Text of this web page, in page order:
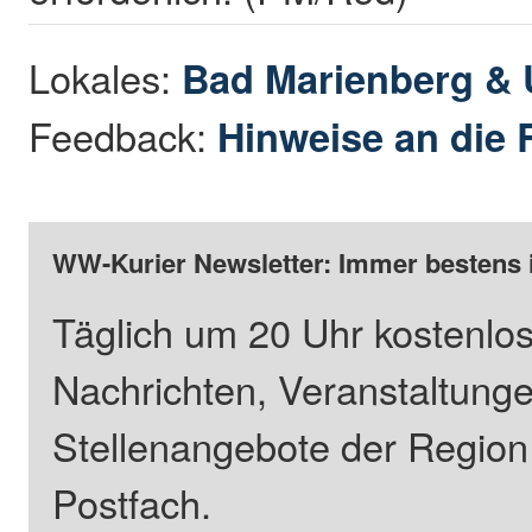
Lokales: Bad Marienberg &
Feedback: Hinweise an die
WW-Kurier Newsletter: Immer
Täglich um 20 Uhr
Nachrichten,
Stellenangebote der
Postfach.